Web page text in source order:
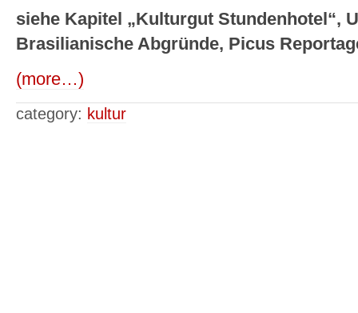
siehe Kapitel „Kulturgut Stundenhotel“,
Brasilianische Abgründe, Picus
(more…)
category: kultur